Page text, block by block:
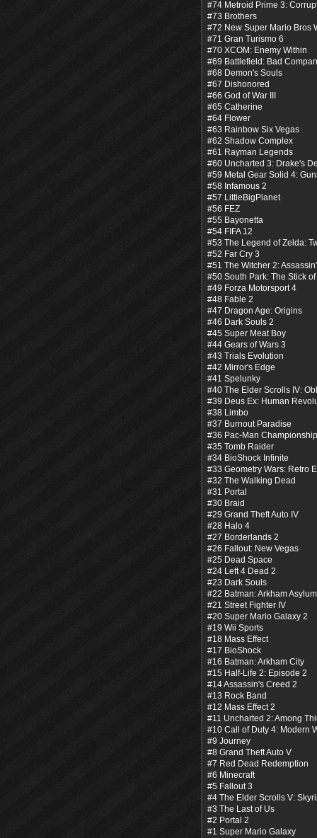
#74 Metroid Prime 3:
#73 Brothers
#72 New Super Mario Bros
#71 Gran Turismo 6
#70 XCOM: Enemy Within
#69 Battlefield: Bad
#68 Demon's Souls
#67 Dishonored
#66 God of War III
#65 Catherine
#64 Flower
#63 Rainbow Six Vegas
#62 Shadow Complex
#61 Rayman Legends
#60 Uncharted 3: Drake's
#59 Metal Gear Solid 4:
#58 Infamous 2
#57 LittleBigPlanet
#56 FEZ
#55 Bayonetta
#54 FIFA 12
#53 The Legend of Zelda:
#52 Far Cry 3
#51 The Witcher 2:
#50 South Park: The Stick
#49 Forza Motorsport 4
#48 Fable 2
#47 Dragon Age: Origins
#46 Dark Souls 2
#45 Super Meat Boy
#44 Gears of Wars 3
#43 Trials Evolution
#42 Mirror's Edge
#41 Spelunky
#40 The Elder Scrolls IV:
#39 Deus Ex: Human
#38 Limbo
#37 Burnout Paradise
#36 Pac-Man
#35 Tomb Raider
#34 BioShock Infinite
#33 Geometry Wars: Retro
#32 The Walking Dead
#31 Portal
#30 Braid
#29 Grand Theft Auto IV
#28 Halo 4
#27 Borderlands 2
#26 Fallout: New Vegas
#25 Dead Space
#24 Left 4 Dead 2
#23 Dark Souls
#22 Batman: Arkham Asylum
#21 Street Fighter IV
#20 Super Mario Galaxy 2
#19 Wii Sports
#18 Mass Effect
#17 BioShock
#16 Batman: Arkham City
#15 Half-Life 2: Episode 2
#14 Assassin's Creed 2
#13 Rock Band
#12 Mass Effect 2
#11 Uncharted 2: Among
#10 Call of Duty 4: Modern
#9 Journey
#8 Grand Theft Auto V
#7 Red Dead Redemption
#6 Minecraft
#5 Fallout 3
#4 The Elder Scrolls V:
#3 The Last of Us
#2 Portal 2
#1 Super Mario Galaxy